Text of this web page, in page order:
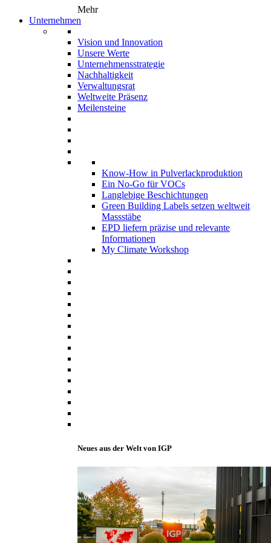
Mehr
Unternehmen
Vision und Innovation
Unsere Werte
Unternehmensstrategie
Nachhaltigkeit
Verwaltungsrat
Weltweite Präsenz
Meilensteine
Know-How in Pulverlackproduktion
Ein No-Go für VOCs
Langlebige Beschichtungen
Green Building Labels setzen weltweit
Massstäbe
EPD liefern präzise und relevante
Informationen
My Climate Workshop
Neues aus der Welt von IGP